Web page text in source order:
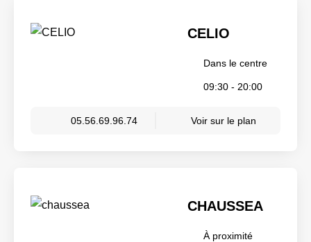
CELIO
Dans le centre
09:30 - 20:00
05.56.69.96.74 Voir sur le plan
CHAUSSEA
À proximité